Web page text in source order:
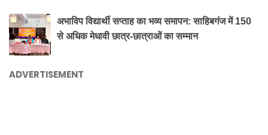
अभाविप विद्यार्थी सप्ताह का भव्य समापन: साहिबगंज में 150
से अधिक मेधावी छात्र-छात्राओं का सम्मान
ADVERTISEMENT